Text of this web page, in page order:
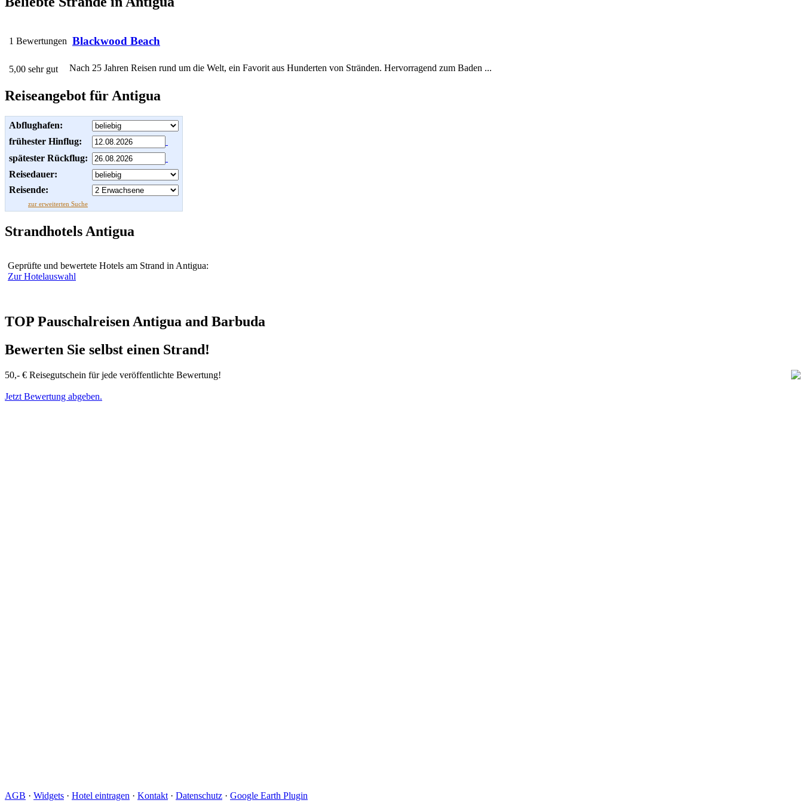
1 Bewertungen Blackwood Beach
Nach 25 Jahren Reisen rund um die Welt, ein Favorit aus Hunderten von Stränden. Hervorragend zum Baden ...
5,00 sehr gut
Reiseangebot für Antigua
Abflughafen:
frühester Hinflug:
spätester Rückflug:
Reisedauer:
Reisende:
zur erweiterten Suche
Strandhotels Antigua
Geprüfte und bewertete Hotels am Strand in Antigua:
Zur Hotelauswahl
TOP Pauschalreisen Antigua and Barbuda
Bewerten Sie selbst einen Strand!
50,- € Reisegutschein für jede veröffentlichte Bewertung!
Jetzt Bewertung abgeben.
AGB · Widgets · Hotel eintragen · Kontakt · Datenschutz · Google Earth Plugin